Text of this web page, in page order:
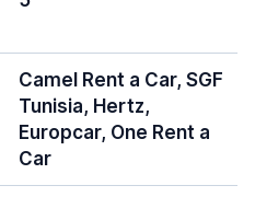
Camel Rent a Car, SGF
Tunisia, Hertz,
Europcar, One Rent a
Car